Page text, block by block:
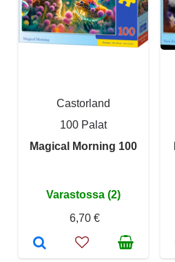
Castorland
100 Palat
Magical Morning 100
Varastossa (2)
6,70 €